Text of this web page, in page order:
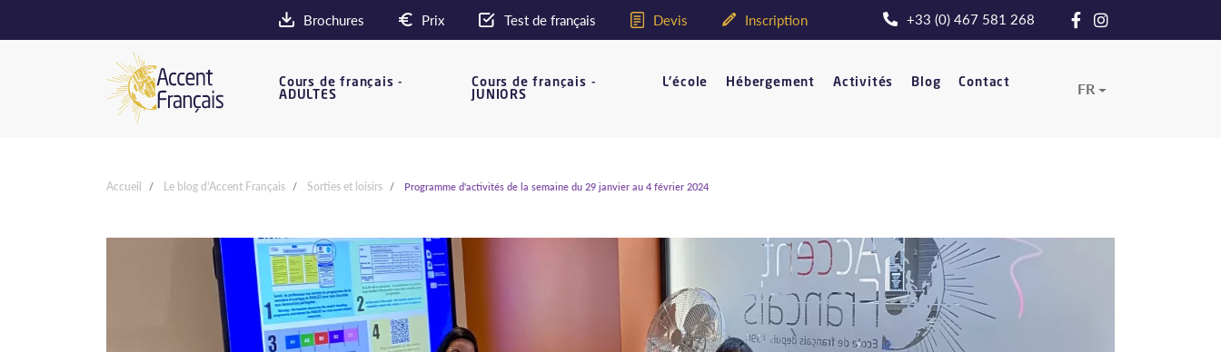
Brochures Prix Test de français Devis Inscription +33 (0) 467 581 268
Cours de français -
ADULTES
Cours de français -
JUNIORS
L'école Hébergement Activités Blog Contact FR
Accueil Le blog d'Accent Français Sorties et loisirs Programme d'activités de la semaine du 29 janvier au 4 février 2024